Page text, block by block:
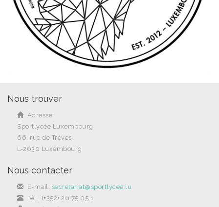
Nous trouver
Adresse:
Sportlycée Luxembourg
66, rue de Trèves
L-2630 Luxembourg
Nous contacter
E-mail: secretariat@sportlycee.lu
Tél.: (+352) 26 75 05 1